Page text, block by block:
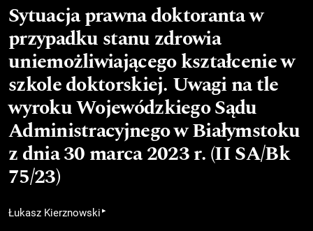
Sytuacja prawna doktoranta w
przypadku stanu zdrowia
uniemożliwiającego kształcenie w
szkole doktorskiej. Uwagi na tle
wyroku Wojewódzkiego Sądu
Administracyjnego w Białymstoku
z dnia 30 marca 2023 r. (II SA/Bk
75/23)
Łukasz Kierznowski ▸